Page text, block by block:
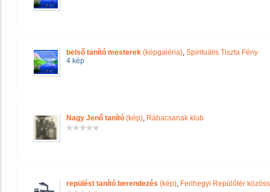
belső tanító mesterek (képgaléria), Spirituális Tiszta Fény
4 kép
Nagy Jenő tanító (kép), Rábacsanak klub
repülést tanító berendezés (kép), Ferihegyi Repülőtér